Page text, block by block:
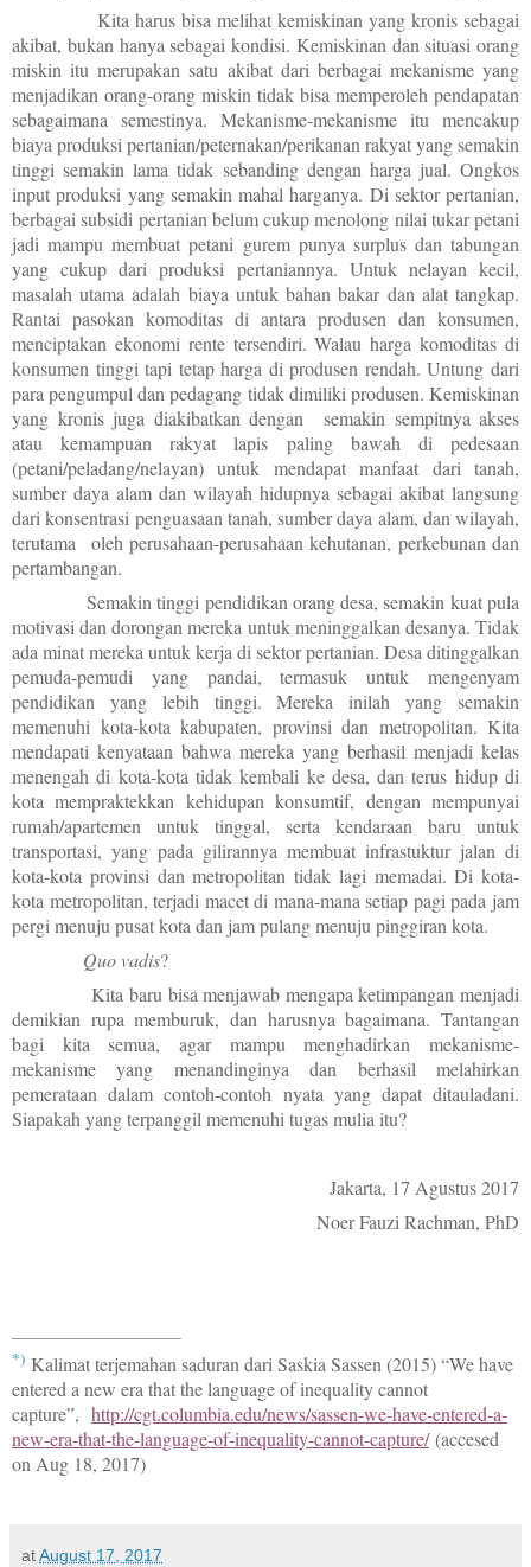
Kita harus bisa melihat kemiskinan yang kronis sebagai
akibat, bukan hanya sebagai kondisi. Kemiskinan dan situasi orang
miskin itu merupakan satu akibat dari berbagai mekanisme yang
menjadikan orang-orang miskin tidak bisa memperoleh pendapatan
sebagaimana semestinya. Mekanisme-mekanisme itu mencakup
biaya produksi pertanian/peternakan/perikanan rakyat yang semakin
tinggi semakin lama tidak sebanding dengan harga jual. Ongkos
input produksi yang semakin mahal harganya. Di sektor pertanian,
berbagai subsidi pertanian belum cukup menolong nilai tukar petani
jadi mampu membuat petani gurem punya surplus dan tabungan
yang cukup dari produksi pertaniannya. Untuk nelayan kecil,
masalah utama adalah biaya untuk bahan bakar dan alat tangkap.
Rantai pasokan komoditas di antara produsen dan konsumen,
menciptakan ekonomi rente tersendiri. Walau harga komoditas di
konsumen tinggi tapi tetap harga di produsen rendah. Untung dari
para pengumpul dan pedagang tidak dimiliki produsen. Kemiskinan
yang kronis juga diakibatkan dengan semakin sempitnya akses
atau kemampuan rakyat lapis paling bawah di pedesaan
(petani/peladang/nelayan) untuk mendapat manfaat dari tanah,
sumber daya alam dan wilayah hidupnya sebagai akibat langsung
dari konsentrasi penguasaan tanah, sumber daya alam, dan wilayah,
terutama oleh perusahaan-perusahaan kehutanan, perkebunan dan
pertambangan.
Semakin tinggi pendidikan orang desa, semakin kuat pula
motivasi dan dorongan mereka untuk meninggalkan desanya. Tidak
ada minat mereka untuk kerja di sektor pertanian. Desa ditinggalkan
pemuda-pemudi yang pandai, termasuk untuk mengenyam
pendidikan yang lebih tinggi. Mereka inilah yang semakin
memenuhi kota-kota kabupaten, provinsi dan metropolitan. Kita
mendapati kenyataan bahwa mereka yang berhasil menjadi kelas
menengah di kota-kota tidak kembali ke desa, dan terus hidup di
kota mempraktekkan kehidupan konsumtif, dengan mempunyai
rumah/apartemen untuk tinggal, serta kendaraan baru untuk
transportasi, yang pada gilirannya membuat infrastuktur jalan di
kota-kota provinsi dan metropolitan tidak lagi memadai. Di kota-
kota metropolitan, terjadi macet di mana-mana setiap pagi pada jam
pergi menuju pusat kota dan jam pulang menuju pinggiran kota.
Quo vadis?
Kita baru bisa menjawab mengapa ketimpangan menjadi
demikian rupa memburuk, dan harusnya bagaimana. Tantangan
bagi kita semua, agar mampu menghadirkan mekanisme-
mekanisme yang menandinginya dan berhasil melahirkan
pemerataan dalam contoh-contoh nyata yang dapat ditauladani.
Siapakah yang terpanggil memenuhi tugas mulia itu?
Jakarta, 17 Agustus 2017
Noer Fauzi Rachman, PhD
*) Kalimat terjemahan saduran dari Saskia Sassen (2015) “We have
entered a new era that the language of inequality cannot
capture”, http://cgt.columbia.edu/news/sassen-we-have-entered-a-
new-era-that-the-language-of-inequality-cannot-capture/(accesed
on Aug 18, 2017)
atAugust 17, 2017